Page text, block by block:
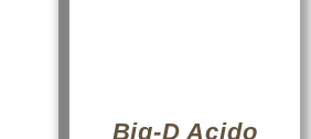
Big-D Acido